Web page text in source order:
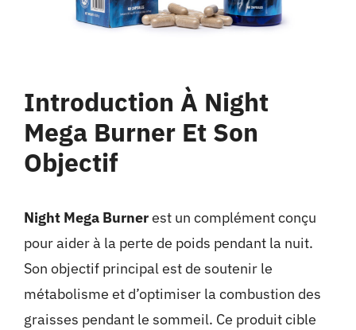
Introduction À Night
Mega Burner Et Son
Objectif
Night Mega Burnerest un complément conçu
pour aider à la perte de poids pendant la nuit.
Son objectif principal est de soutenir le
métabolisme et d’optimiser la combustion des
graisses pendant le sommeil. Ce produit cible